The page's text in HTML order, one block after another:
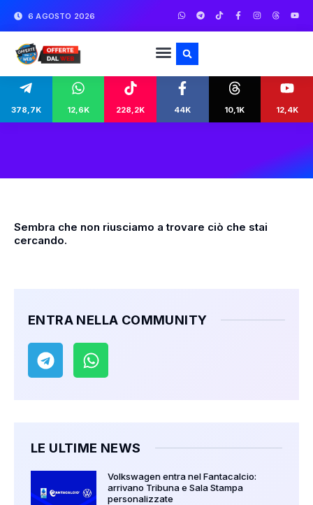
6 AGOSTO 2026
378,7K 12,6K 228,2K 44K 10,1K 12,4K
Sembra che non riusciamo a trovare ciò che stai
cercando.
ENTRA NELLA COMMUNITY
LE ULTIME NEWS
Volkswagen entra nel Fantacalcio:
arrivano Tribuna e Sala Stampa
personalizzate